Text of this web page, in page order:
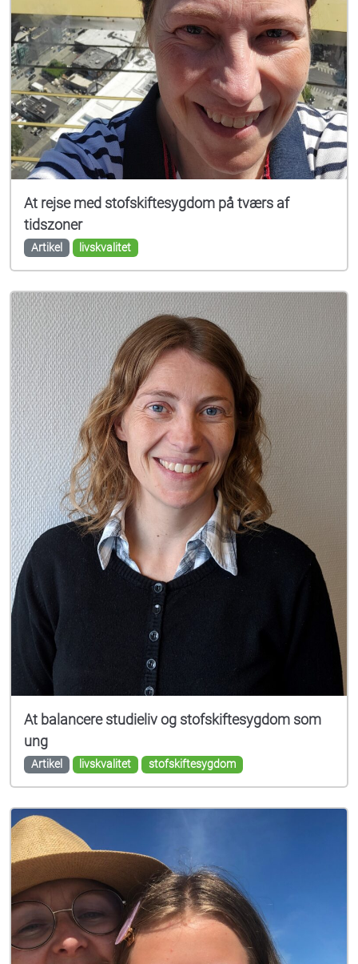
At rejse med stofskiftesygdom på tværs af
tidszoner
Artikel livskvalitet
At balancere studieliv og stofskiftesygdom som
ung
Artikel livskvalitet stofskiftesygdom